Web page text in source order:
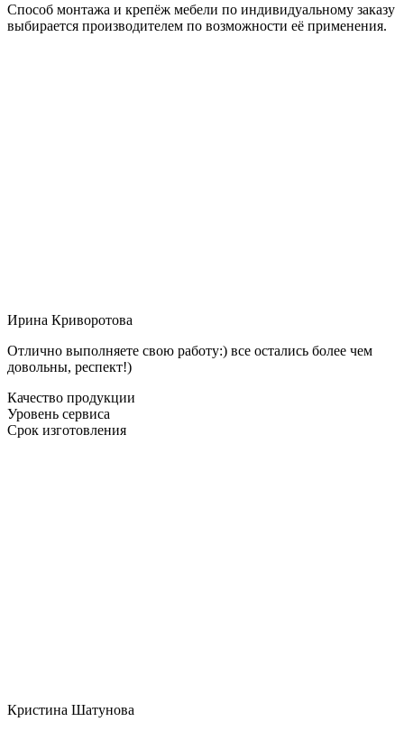
Способ монтажа и крепёж мебели по индивидуальному заказу
выбирается производителем по возможности её применения.
Ирина Криворотова
Отлично выполняете свою работу:) все остались более чем
довольны, респект!)
Качество продукции
Уровень сервиса
Срок изготовления
Кристина Шатунова